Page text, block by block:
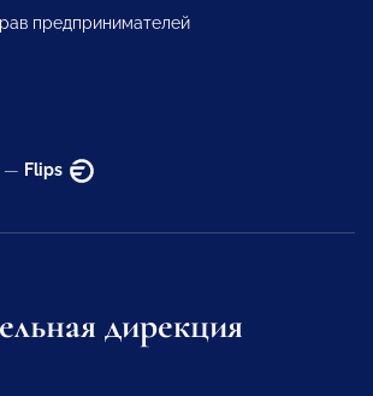
предпринимателей
— Flips
дирекция